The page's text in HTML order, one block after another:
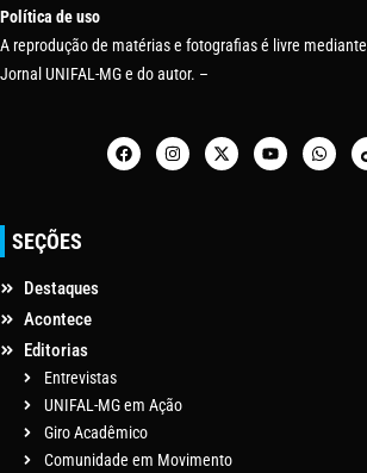
Política de uso
A reprodução de matérias e fotografias é livre
Jornal UNIFAL-MG e do autor. –
SEÇÕES
Destaques
Acontece
Editorias
Entrevistas
UNIFAL-MG em Ação
Giro Acadêmico
Comunidade em Movimento